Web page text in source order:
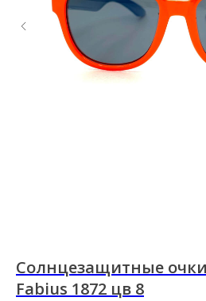
Солнцезащитные
Fabius 1872 цв 8
ИП Матвеева Олеся Олеговна